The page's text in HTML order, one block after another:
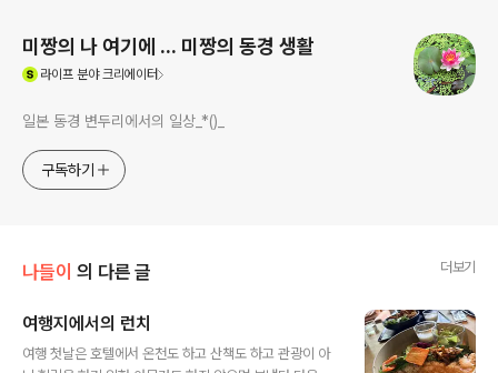
미짱의 나 여기에 ... 미짱의 동경 생활
라이프분야 크리에이터
일본 동경 변두리에서의 일상_*()_
구독하기
나들이 의 다른 글 더보기
여행지에서의 런치
여행 첫날은 호텔에서 온천도 하고 산책도 하고 관광이 아